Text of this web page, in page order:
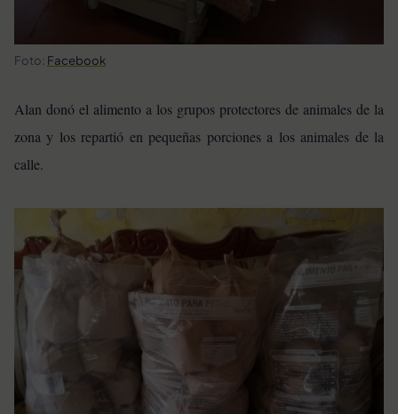
Foto: Facebook
Alan donó el alimento a los grupos protectores de animales de la
zona y los repartió en pequeñas porciones a los animales de la
calle.